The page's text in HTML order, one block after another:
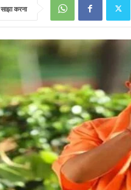
साझा करना